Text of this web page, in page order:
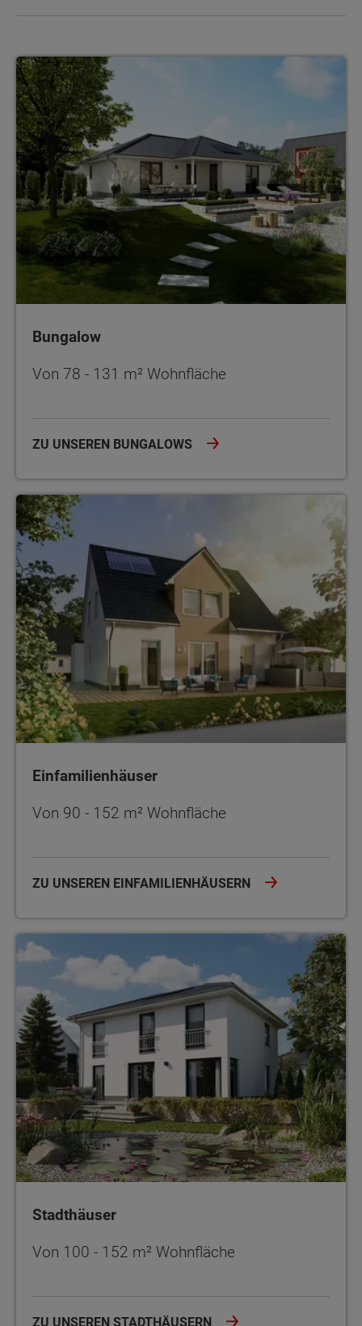
Bungalow
Bungalow
Von 78 - 131 m² Wohnfläche
ZU UNSEREN BUNGALOWS
Einfamilienhäuser
Einfamilienhäuser
Von 90 - 152 m² Wohnfläche
ZU UNSEREN EINFAMILIENHÄUSERN
Stadthäuser
Stadthäuser
Von 100 - 152 m² Wohnfläche
ZU UNSEREN STADTHÄUSERN